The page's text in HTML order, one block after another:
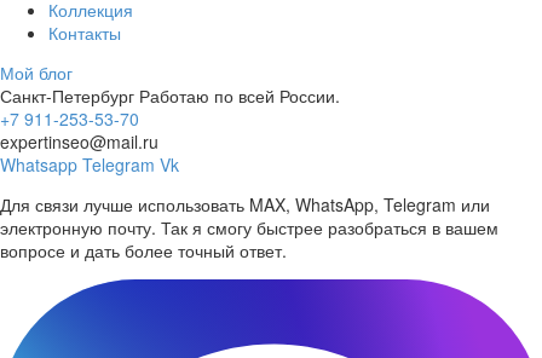
Коллекция
Контакты
Мой блог
Санкт-Петербург Работаю по всей России.
+7 911-253-53-70
expertinseo@mail.ru
Whatsapp Telegram Vk
Для связи лучше использовать MAX, WhatsApp, Telegram или
электронную почту. Так я смогу быстрее разобраться в вашем
вопросе и дать более точный ответ.